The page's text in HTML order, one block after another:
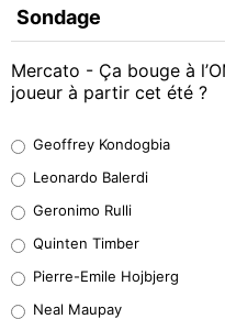
Sondage
Mercato - Ça bouge à
joueur à partir cet été ?
38%
32%
5%
Geoffrey Kondogbia
Leonardo Balerdi
Geronimo Rulli
Quinten Timber
Pierre-Emile Hojbjerg
Neal Maupay